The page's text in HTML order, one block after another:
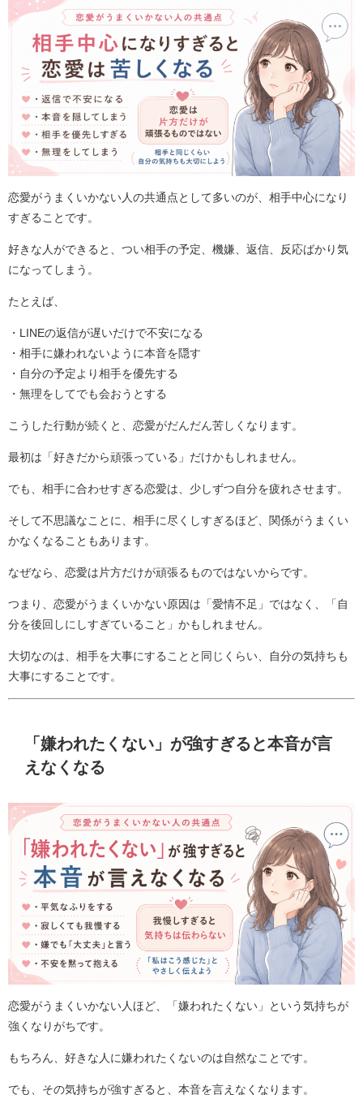
恋愛がうまくいかない人の共通点として多いのが、相手中心になり
すぎることです。
好きな人ができると、つい相手の予定、機嫌、返信、反応ばかり気
になってしまう。
たとえば、
・LINEの返信が遅いだけで不安になる
・相手に嫌われないように本音を隠す
・自分の予定より相手を優先する
・無理をしてでも会おうとする
こうした行動が続くと、恋愛がだんだん苦しくなります。
最初は「好きだから頑張っている」だけかもしれません。
でも、相手に合わせすぎる恋愛は、少しずつ自分を疲れさせます。
そして不思議なことに、相手に尽くしすぎるほど、関係がうまくい
かなくなることもあります。
なぜなら、恋愛は片方だけが頑張るものではないからです。
つまり、恋愛がうまくいかない原因は「愛情不足」ではなく、「自
分を後回しにしすぎていること」かもしれません。
大切なのは、相手を大事にすることと同じくらい、自分の気持ちも
大事にすることです。
「嫌われたくない」が強すぎると本音が言
えなくなる
恋愛がうまくいかない人ほど、「嫌われたくない」という気持ちが
強くなりがちです。
もちろん、好きな人に嫌われたくないのは自然なことです。
でも、その気持ちが強すぎると、本音を言えなくなります。